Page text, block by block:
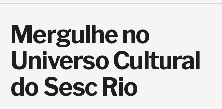
Mergulhe no
Universo Cultural
do Sesc Rio